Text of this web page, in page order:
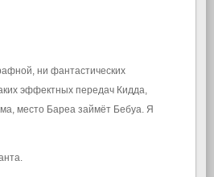
ни фантастических
эффектных передач Кидда,
место Бареа займёт Бебуа. Я